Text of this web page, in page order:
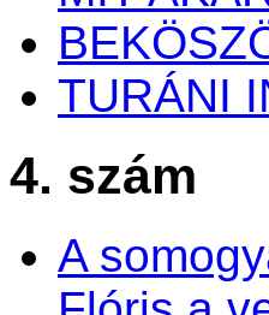
TURÁNI
4. szám
A